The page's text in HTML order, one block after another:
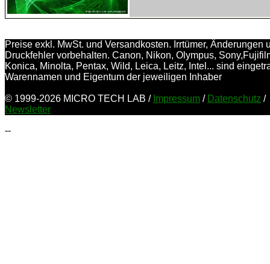
Preise exkl. MwSt. und Versandkosten. Irrtümer, Änderungen
Druckfehler vorbehalten. Canon, Nikon, Olympus,
Konica, Minolta, Pentax, Wild, Leica, Leitz, Intel... sind
Warennamen und Eigentum der jeweiligen Inhaber
© 1999-2026 MICRO TECH LAB / Impressum / Datenschutz /
Newsletter
--